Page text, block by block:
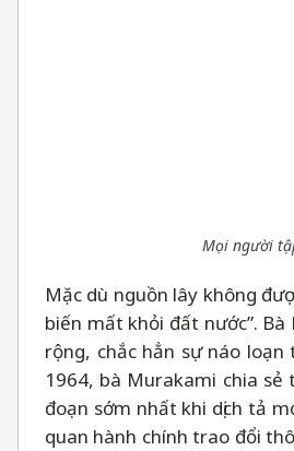
Mọi người
Mặc dù nguồn lây không
biến mất khỏi đất nước”.
rộng, chắc hẳn sự náo loạn
1964, bà Murakami chia
đoạn sớm nhất khi dịch tả
quan hành chính trao đổi